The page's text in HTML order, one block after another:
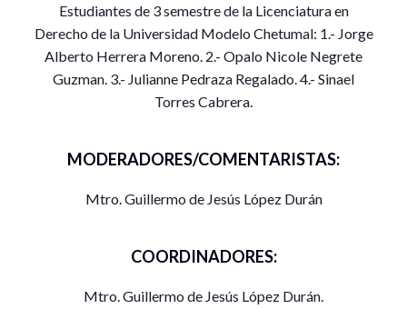
Estudiantes de 3 semestre de la Licenciatura en
Derecho de la Universidad Modelo Chetumal: 1.- Jorge
Alberto Herrera Moreno. 2.- Opalo Nicole Negrete
Guzman. 3.- Julianne Pedraza Regalado. 4.- Sinael
Torres Cabrera.
MODERADORES/COMENTARISTAS:
Mtro. Guillermo de Jesús López Durán
COORDINADORES:
Mtro. Guillermo de Jesús López Durán.